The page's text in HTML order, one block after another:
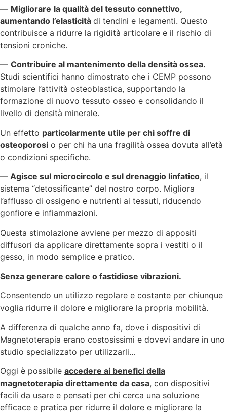
— Migliorare la qualità del tessuto connettivo,
aumentando l’elasticità di tendini e legamenti. Questo
contribuisce a ridurre la rigidità articolare e il rischio di
tensioni croniche.
— Contribuire al mantenimento della densità ossea.
Studi scientifici hanno dimostrato che i CEMP possono
stimolare l’attività osteoblastica, supportando la
formazione di nuovo tessuto osseo e consolidando il
livello di densità minerale.
Un effetto particolarmente utile per chi soffre di
osteoporosi o per chi ha una fragilità ossea dovuta all’età
o condizioni specifiche.
— Agisce sul microcircolo e sul drenaggio linfatico, il
sistema “detossificante” del nostro corpo. Migliora
l’afflusso di ossigeno e nutrienti ai tessuti, riducendo
gonfiore e infiammazioni.
Questa stimolazione avviene per mezzo di appositi
diffusori da applicare direttamente sopra i vestiti o il
gesso, in modo semplice e pratico.
Senza generare calore o fastidiose vibrazioni.
Consentendo un utilizzo regolare e costante per chiunque
voglia ridurre il dolore e migliorare la propria mobilità.
A differenza di qualche anno fa, dove i dispositivi di
Magnetoterapia erano costosissimi e dovevi andare in uno
studio specializzato per utilizzarli…
Oggi è possibile accedere ai benefici della
magnetoterapia direttamente da casa, con dispositivi
facili da usare e pensati per chi cerca una soluzione
efficace e pratica per ridurre il dolore e migliorare la